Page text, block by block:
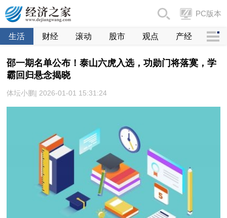
PC版本
生活 财经 滚动 股市 观点 产经
邵一期名单公布！泰山六虎入选，功勋门将落寞，学
霸回归悬念揭晓
体坛小鹏| 2026-01-01 15:31:24